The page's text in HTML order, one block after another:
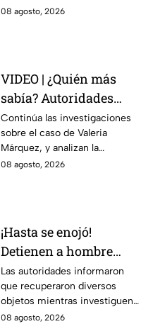
en la Alameda Municipal.
08 agosto, 2026
VIDEO | ¿Quién más
sabía? Autoridades
investigan a 2 o 3
personas más en el
caso de Valeria
Márquez
Continúa las investigaciones
sobre el caso de Valeria
Márquez, y analizan la
participación de otras
08 agosto, 2026
¡Hasta se enojó!
Detienen a hombre
dentro de una
secundaria de
Guanajuato; así sucedió
Las autoridades informaron
que recuperaron diversos
objetos mientras investiguen
las causas del incidente.
08 agosto, 2026